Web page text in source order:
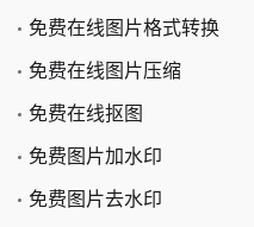
免费在线图片格式转换
免费在线图片压缩
免费在线抠图
免费图片加水印
免费图片去水印